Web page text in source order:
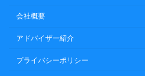
会社概要
アドバイザー紹介
プライバシーポリシー